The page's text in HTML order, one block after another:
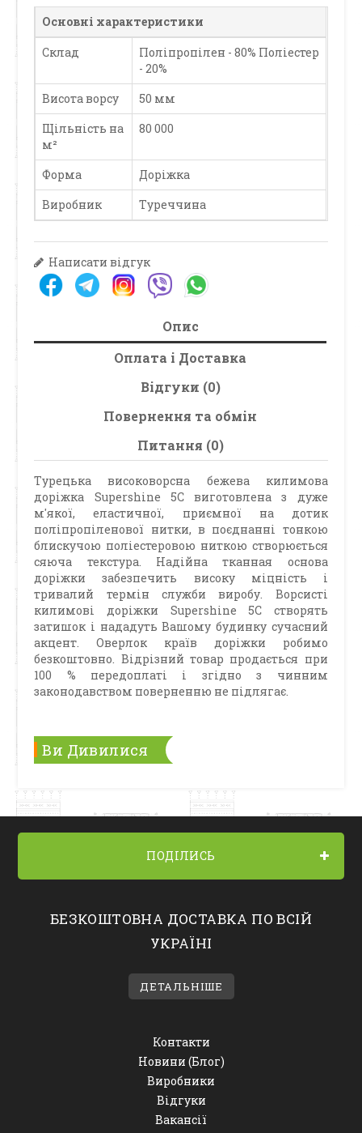
Основні характеристики
Склад
Поліпропілен - 80% Поліестер
- 20%
Висота ворсу
50 мм
Щільність на
м²
80 000
Форма
Доріжка
Виробник
Туреччина
Написати відгук
Опис
Оплата і Доставка
Відгуки (0)
Повернення та обмін
Питання (0)
Турецька високоворсна бежева килимова
доріжка Supershine 5C виготовлена з дуже
м'якої, еластичної, приємної на дотик
поліпропіленової нитки, в поєднанні тонкою
блискучою поліестеровою ниткою створюється
сяюча текстура. Надійна тканная основа
доріжки забезпечить високу міцність і
тривалий термін служби виробу. Ворсисті
килимові доріжки Supershine 5С створять
затишок і нададуть Вашому будинку сучасний
акцент. Оверлок країв доріжки робимо
безкоштовно. Відрізний товар продається при
100 % передоплаті і згідно з чинним
законодавством поверненню не підлягає.
Ви Дивилися
ПОДІЛИСЬ
БЕЗКОШТОВНА ДОСТАВКА ПО ВСІЙ
УКРАЇНІ
ДЕТАЛЬНІШЕ
Контакти
Новини (Блог)
Виробники
Відгуки
Вакансії